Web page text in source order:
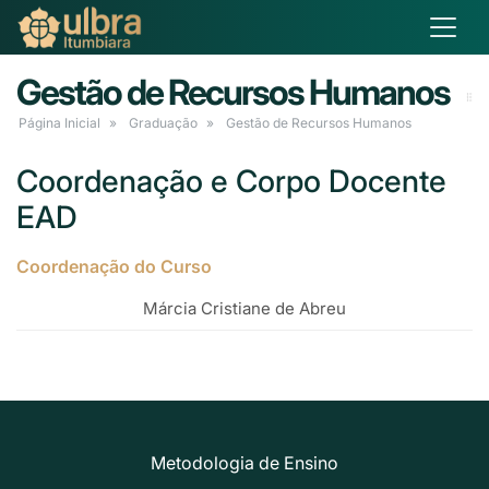
Gestão de Recursos Humanos
Página Inicial Graduação Gestão de Recursos Humanos
Coordenação e Corpo Docente
EAD
Coordenação do Curso
Márcia Cristiane de Abreu
Metodologia de Ensino